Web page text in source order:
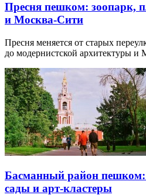
Пресня пешком: зоопарк,
и Москва-Сити
Пресня меняется от старых
до модернистской архитектуры и
Басманный район пешком:
сады и арт-кластеры